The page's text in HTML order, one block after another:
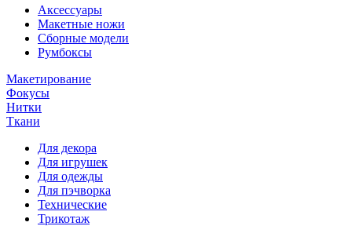
Аксессуары
Макетные ножи
Сборные модели
Румбоксы
Макетирование
Фокусы
Нитки
Ткани
Для декора
Для игрушек
Для одежды
Для пэчворка
Технические
Трикотаж